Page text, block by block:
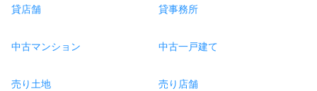
貸店舗 貸事務所
中古マンション 中古一戸建て
売り土地 売り店舗